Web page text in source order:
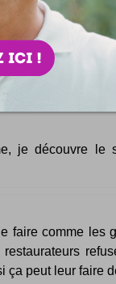
mais mon
et rien !. Si
Merci.
je découvre le
faire comme les
ça peut leur faire